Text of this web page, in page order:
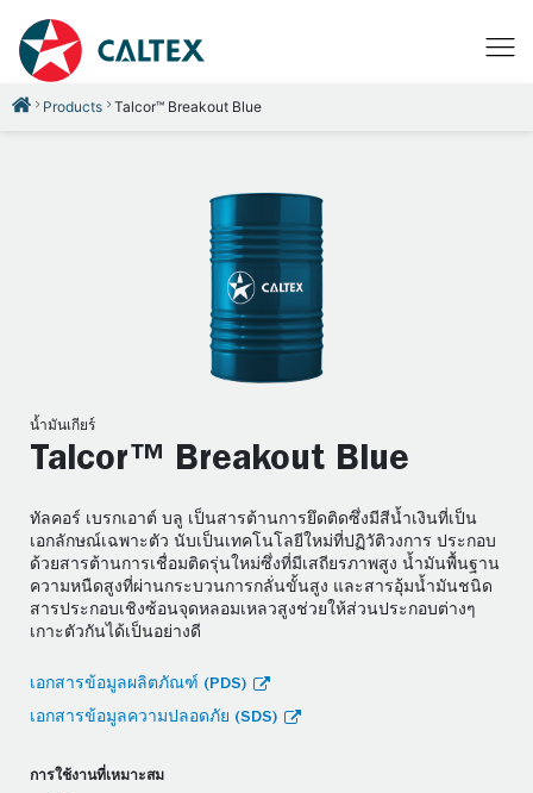
Products Talcor™ Breakout Blue
น้ำมันเกียร์
Talcor™ Breakout Blue
ทัลคอร์ เบรกเอาต์ บลู เป็นสารต้านการยึดติดซึ่งมีสีน้ำเงินที่เป็น
เอกลักษณ์เฉพาะตัว นับเป็นเทคโนโลยีใหม่ที่ปฏิวัติวงการ ประกอบ
ด้วยสารต้านการเชื่อมติดรุ่นใหม่ซึ่งที่มีเสถียรภาพสูง น้ำมันพื้นฐาน
ความหนืดสูงที่ผ่านกระบวนการกลั่นขั้นสูง และสารอุ้มน้ำมันชนิด
สารประกอบเชิงซ้อนจุดหลอมเหลวสูงช่วยให้ส่วนประกอบต่างๆ
เกาะตัวกันได้เป็นอย่างดี
เอกสารข้อมูลผลิตภัณฑ์ (PDS)
เอกสารข้อมูลความปลอดภัย (SDS)
การใช้งานที่เหมาะสม